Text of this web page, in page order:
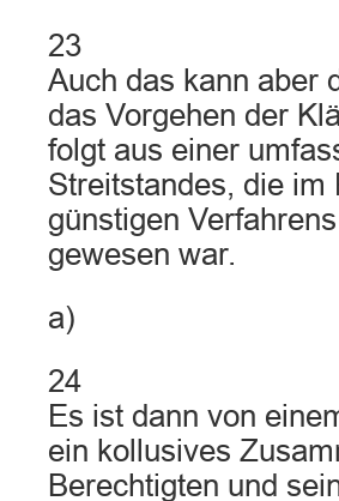
23
Auch das kann aber
das Vorgehen der
folgt aus einer
Streitstandes, die im
günstigen
gewesen war.
a)
24
Es ist dann von
ein kollusives
Berechtigten und